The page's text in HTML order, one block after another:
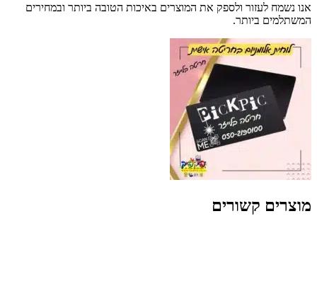
אנו נשמח לעזור ולספק את המוצרים באיכות הטובה ביותר ובמחירים
המשתלמים ביותר.
מוצרים קשורים